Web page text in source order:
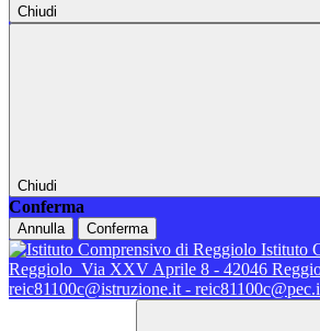
Chiudi
Chiudi
Conferma
Annulla Conferma
Istituto
Reggiolo Via XXV Aprile 8 - 42046
reic81100c@istruzione.it -